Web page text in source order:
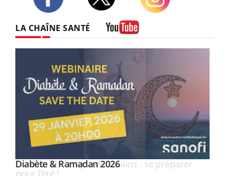
LA CHAÎNE SANTÉ
Youtube
Diabète & Ramadan 2026Youtube